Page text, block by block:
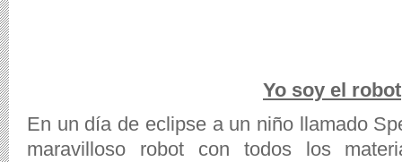
Yo soy el robot
En un día de eclipse a un niño llamado
maravilloso robot con todos los